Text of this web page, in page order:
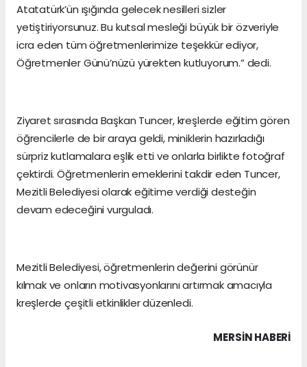
Atatatürk’ün ışığında gelecek nesilleri sizler
yetiştiriyorsunuz. Bu kutsal mesleği büyük bir özveriyle
icra eden tüm öğretmenlerimize teşekkür ediyor,
Öğretmenler Günü’nüzü yürekten kutluyorum.” dedi.
Ziyaret sırasında Başkan Tuncer, kreşlerde eğitim gören
öğrencilerle de bir araya geldi, miniklerin hazırladığı
sürpriz kutlamalara eşlik etti ve onlarla birlikte fotoğraf
çektirdi. Öğretmenlerin emeklerini takdir eden Tuncer,
Mezitli Belediyesi olarak eğitime verdiği desteğin
devam edeceğini vurguladı.
Mezitli Belediyesi, öğretmenlerin değerini görünür
kılmak ve onların motivasyonlarını artırmak amacıyla
kreşlerde çeşitli etkinlikler düzenledi.
MERSIN HABERİ